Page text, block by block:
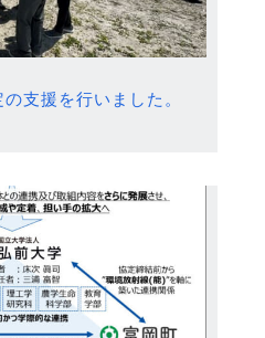
支援を行いました。